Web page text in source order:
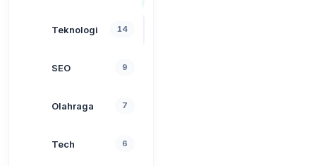
Teknologi 14
SEO 9
Olahraga 7
Tech 6